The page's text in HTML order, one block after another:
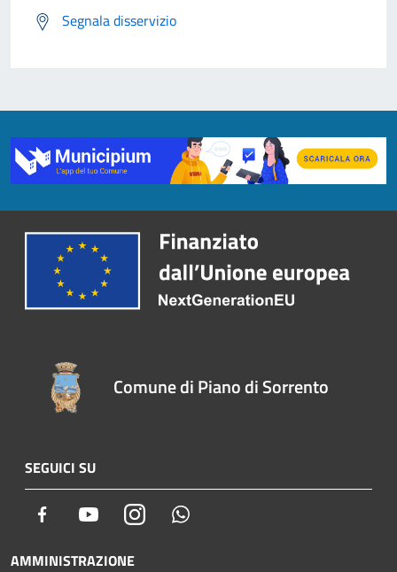
Segnala disservizio
Comune di Piano di Sorrento
SEGUICI SU
Facebook YoutubeInstagram
AMMINISTRAZIONE